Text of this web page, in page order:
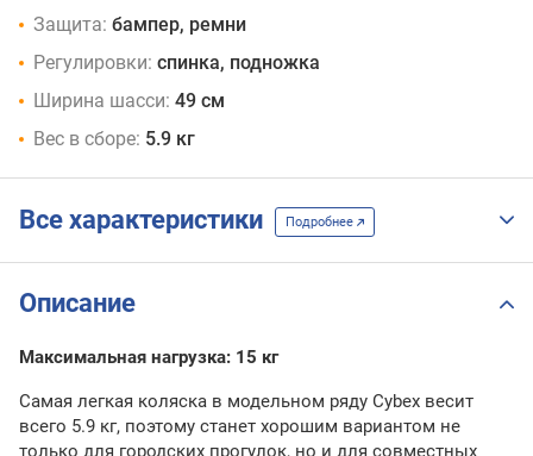
Защита: бампер, ремни
Регулировки: спинка, подножка
Ширина шасси: 49 см
Вес в сборе: 5.9 кг
Все характеристики Подробнее
Описание
Максимальная нагрузка: 15 кг
Самая легкая коляска в модельном ряду Cybex весит
всего 5.9 кг, поэтому станет хорошим вариантом не
только для городских прогулок, но и для совместных